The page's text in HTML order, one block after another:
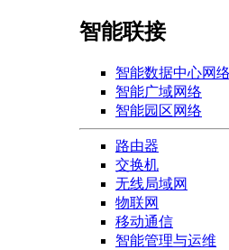
智能联接
智能数据中心网
智能广域网络
智能园区网络
路由器
交换机
无线局域网
物联网
移动通信
智能管理与运维